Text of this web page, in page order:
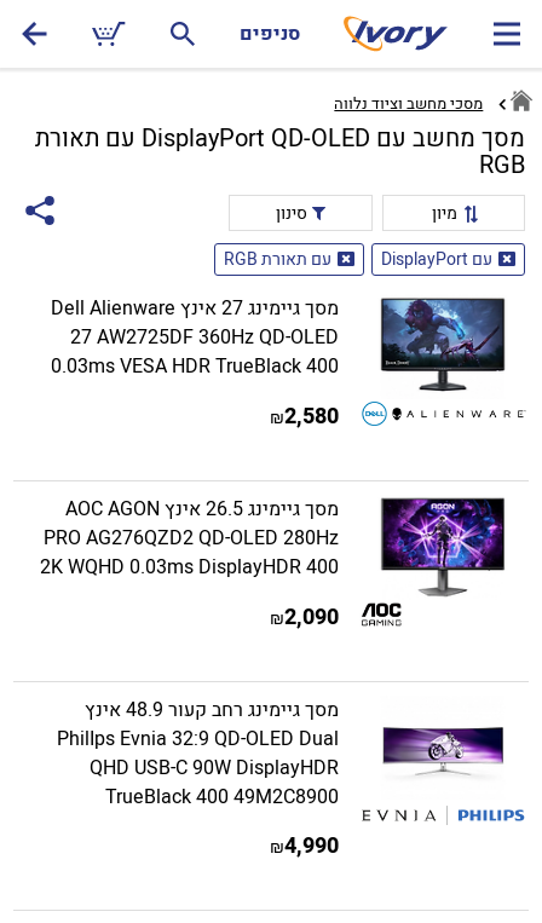
סניפים
מסכי מחשב וציוד נלווה
מסך מחשב עם DisplayPort QD-OLED עם תאורת
RGB
מיון
סינון
עם DisplayPort
עם תאורת RGB
מסך גיימינג 27 אינץ Dell Alienware
27 AW2725DF 360Hz QD-OLED
0.03ms VESA HDR TrueBlack 400
2,580
₪
מסך גיימינג 26.5 אינץ AOC AGON
PRO AG276QZD2 QD-OLED 280Hz
2K WQHD 0.03ms DisplayHDR 400
2,090
₪
מסך גיימינג רחב קעור 48.9 אינץ
PhilIps Evnia 32:9 QD-OLED Dual
QHD USB-C 90W DisplayHDR
TrueBlack 400 49M2C8900
4,990
₪